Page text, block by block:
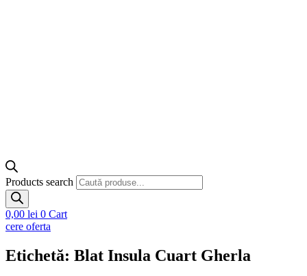
Products search
0,00 lei 0 Cart
cere oferta
Etichetă: Blat Insula Cuart Gherla